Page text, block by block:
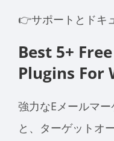
👉サポートとドキ
Best 5+
Plugins For
強力なEメールマ
と、ターゲットオ